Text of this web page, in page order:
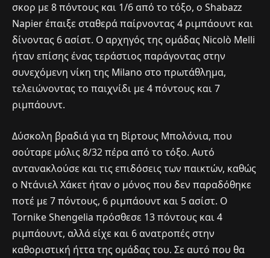
σκορ με 8 πόντους και 1/6 από το τόξο, ο Shabazz
Napier έπαιξε σταθερά παίρνοντας 4 ριμπάουντ και
δίνοντας 6 ασίστ. Ο αρχηγός της ομάδας Nicolò Melli
ήταν επίσης ένας τεράστιος παράγοντας στην
συνεχόμενη νίκη της Milano στο πρωτάθλημα,
τελειώνοντας το παιχνίδι με 4 πόντους και 7
ριμπάουντ.
Δύσκολη βραδιά για τη Βίρτους Μπολόνια, που
σούταρε μόλις 8/32 πέρα από το τόξο. Αυτό
αντανακλούσε και τις επιδόσεις των παικτών, καθώς
ο Ντάνιελ Χάκετ ήταν ο μόνος που δεν παραδόθηκε
ποτέ με 7 πόντους, 6 ριμπάουντ και 5 ασίστ. Ο
Tornike Shengelia πρόσθεσε 13 πόντους και 4
ριμπάουντ, αλλά είχε και 6 ανατροπές στην
καθοριστική ήττα της ομάδας του. Σε αυτό που θα